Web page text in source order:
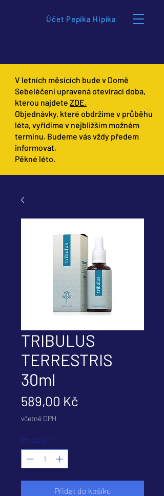
Účet Pepíka Hipíka
V letních měsících bude v Domě
Sebeléčení upravená otevírací doba,
kterou najdete ZDE.
Objednávky, které obdržíme v průběhu
léta, vyřídíme v nejbližším možném
termínu. Budeme vás vždy předem
informovat.
Pěkné léto.
TRIBULUS
TERRESTRIS
30ml
589,00 Kč
včetně DPH
Množství *
Přidat do košíku